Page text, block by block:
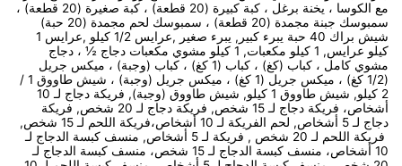
مع الكوسا ، يخنة برغل ، كبة كبيرة (20 قطعة) ، كبة صغيرة (20 قطعة) ،
سمبوسك جبنة مجمدة (20 قطعة) ، سمبوسك لحم مجمدة (20 حبة)
شيش براك 40 حبة يبرء كبير, يبرء صغير ,عرايس 1/2 كيلو ,عرايس 1
كيلو عرايس, 1 كيلو مكعبات, 1 كيلو مشوي مكعبات دجاج ½ ، دجاج
مشوي كامل ، كباب (كغ) ، كباب (1 كغ) ، كباب (وجبة) ، ميكس جريل
(1/2 كغ) ، ميكس جريل (1 كغ) ، ميكس جريل (وجبة) ، شيش طاووق 1 /
2 كيلو, شيش طاووق 1 كيلو, شيش طاووق (وجبة), فريكة دجاج لـ 10
أشخاص، فريكة دجاج لـ 15 شخص, فريكة دجاج لـ 20 شخص, فريكة
دجاج لـ 5 أشخاص, لحم الفريكة لـ 10 أشخاص،فريكة اللحم لـ 15 شخص,
فريكة اللحم لـ 20 شخص , فريكة لـ 5 أشخاص, منسف كبسة الدجاج لـ
10 أشخاص، منسف كبسة الدجاج لـ 15 شخص، منسف كبسة الدجاج لـ